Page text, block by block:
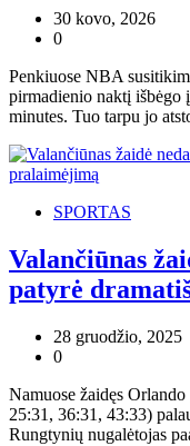
30 kovo, 2026
0
Penkiuose NBA
pirmadienio naktį išbėgo
minutes. Tuo tarpu jo
SPORTAS
Valančiūnas
patyrė
28 gruodžio, 2025
0
Namuose žaidęs
25:31, 36:31, 43:33)
Rungtynių nugalėtojas